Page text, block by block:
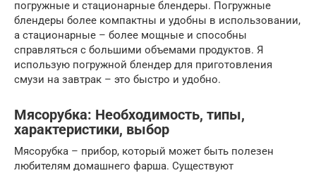
погружные и стационарные блендеры. Погружные
блендеры более компактны и удобны в использовании,
а стационарные – более мощные и способны
справляться с большими объемами продуктов. Я
использую погружной блендер для приготовления
смузи на завтрак – это быстро и удобно.
Мясорубка: Необходимость, типы,
характеристики, выбор
Мясорубка – прибор, который может быть полезен
любителям домашнего фарша. Существуют